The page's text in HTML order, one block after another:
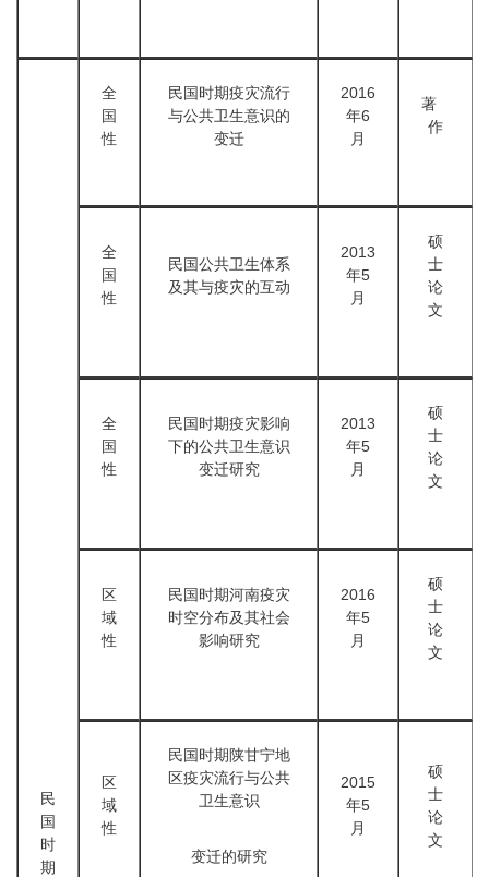
民
国
时
期
全
国
性
民国时期疫灾流行
与公共卫生意识的
变迁
2016
年6
月
著
作
全
国
性
民国公共卫生体系
及其与疫灾的互动
2013
年5
月
硕
士
论
文
全
国
性
民国时期疫灾影响
下的公共卫生意识
变迁研究
2013
年5
月
硕
士
论
文
区
域
性
民国时期河南疫灾
时空分布及其社会
影响研究
2016
年5
月
硕
士
论
文
区
域
性
民国时期陕甘宁地
区疫灾流行与公共
卫生意识
变迁的研究
2015
年5
月
硕
士
论
文